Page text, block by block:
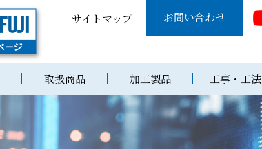
サイトマップ お問い合わせ
取扱商品 加工製品 工事・工法